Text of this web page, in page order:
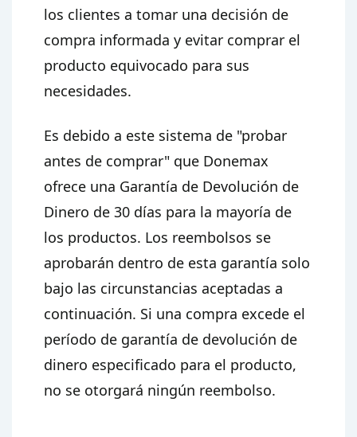
los clientes a tomar una decisión de
compra informada y evitar comprar el
producto equivocado para sus
necesidades.
Es debido a este sistema de "probar
antes de comprar" que Donemax
ofrece una Garantía de Devolución de
Dinero de 30 días para la mayoría de
los productos. Los reembolsos se
aprobarán dentro de esta garantía solo
bajo las circunstancias aceptadas a
continuación. Si una compra excede el
período de garantía de devolución de
dinero especificado para el producto,
no se otorgará ningún reembolso.